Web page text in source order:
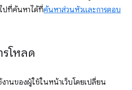
ปที่ค้นหาได้ที่ค้นหาส่วนหัวและการตอบ
โหลด
านของผู้ใช้ในหน้าเว็บโดยเปลี่ยน